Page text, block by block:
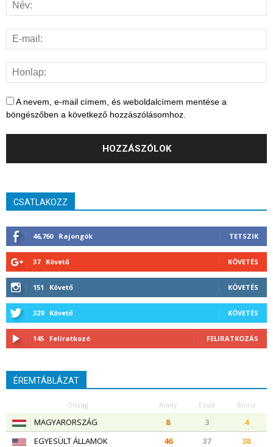
A nevem, e-mail címem, és weboldalcímem mentése a
böngészőben a következő hozzászólásomhoz.
CSATLAKOZZ
46,760 Rajongók TETSZIK
37 Követő KÖVETÉS
151 Követő KÖVETÉS
329 Követő KÖVETÉS
145 Feliratkozó FELIRATKOZÁS
ÉREMTÁBLÁZAT
Ország Arany Ezüst Bronz
MAGYARORSZÁG 8 3
4
EGYESÜLT ÁLLAMOK
46 37
38